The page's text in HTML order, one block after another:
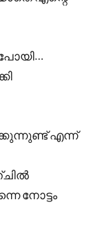
എന്ന്
നോട്ടം